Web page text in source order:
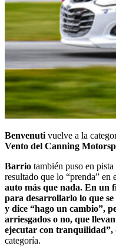
Benvenuti vuelve a la
Vento del Canning
Barrio también puso en pista
resultado que lo “prenda” en
auto más que nada. En un
para desarrollarlo lo que se
y dice “hago un cambio”,
arriesgados o no, que
ejecutar con tranquilidad”,
categoría.